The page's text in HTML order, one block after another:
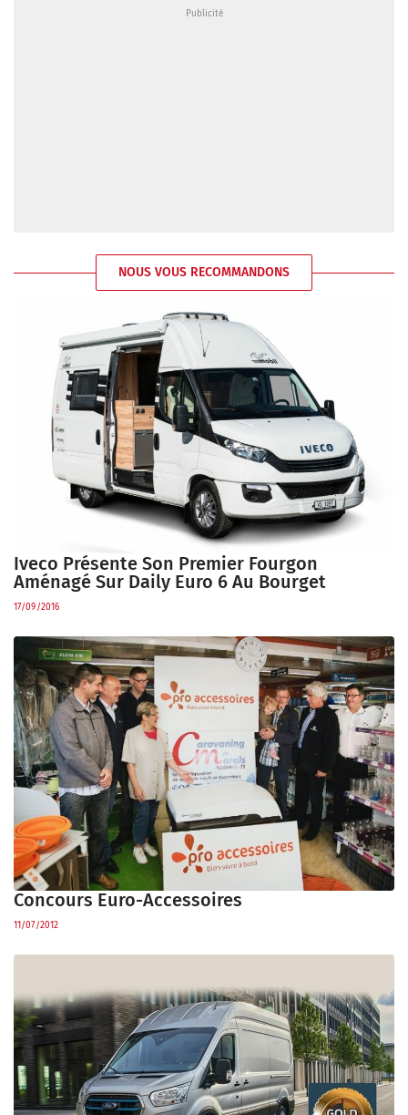
NOUS VOUS RECOMMANDONS
Iveco Présente Son Premier Fourgon
Aménagé Sur Daily Euro 6 Au Bourget
17/09/2016
Concours Euro-Accessoires
11/07/2012